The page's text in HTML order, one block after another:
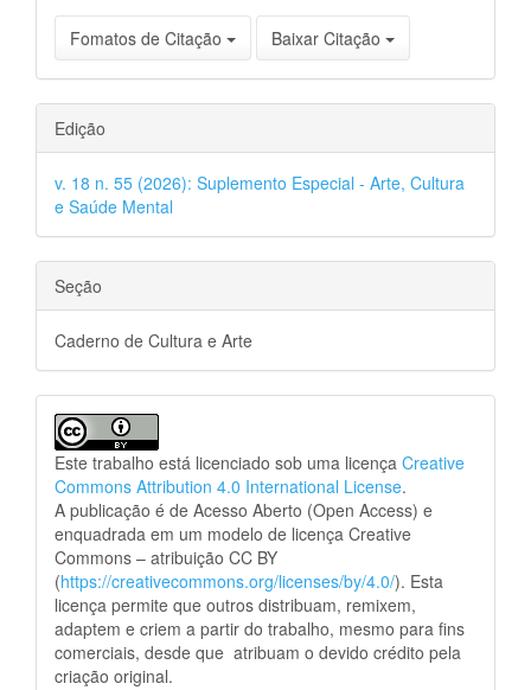
Fomatos de Citação Baixar Citação
Edição
v. 18 n. 55 (2026): Suplemento Especial - Arte, Cultura
e Saúde Mental
Seção
Caderno de Cultura e Arte
Este trabalho está licenciado sob uma licença Creative
Commons Attribution 4.0 International License.
A publicação é de Acesso Aberto (Open Access) e
enquadrada em um modelo de licença Creative
Commons – atribuição CC BY
(https://creativecommons.org/licenses/by/4.0/). Esta
licença permite que outros distribuam, remixem,
adaptem e criem a partir do trabalho, mesmo para fins
comerciais, desde que atribuam o devido crédito pela
criação original.